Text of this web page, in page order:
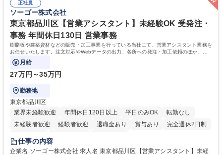
管理 ・福利厚生関連 ・職員からの問合せ、相談対応 ・その他日常の総務
業務全般 募集職種 【東京／文京区】公益財団法人の総務人事業務／年間
休日125日
正社員
ソーゴー株式会社
東京都品川区【営業アシスタント】未経験OK 受発注・
事務 年間休日130日 営業事務
樹脂板や建築資材などの販売・加工事業を行っている当社にて、営業アシスタント業務を
お任せいたします。注文対応やWebデータの出力、各所への発注・加工依頼のほか、電
話・メール対応等の事務業務を担当します。
月給
27万円～35万円
勤務地
東京都品川区
業界未経験歓迎
年間休日120日以上 平日のみOK
転勤なし
未経験者歓迎
経験者歓迎 退職金あり 賞与あり
完全週休2日制
交通費支給
仕事の内容
企業名 ソーゴー株式会社 求人名 東京都品川区【営業アシスタント】未経